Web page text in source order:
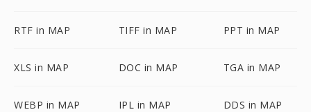
RTF in MAP TIFF in MAP PPT in MAP
XLS in MAP DOC in MAP TGA in MAP
WEBP in MAP IPL in MAP DDS in MAP